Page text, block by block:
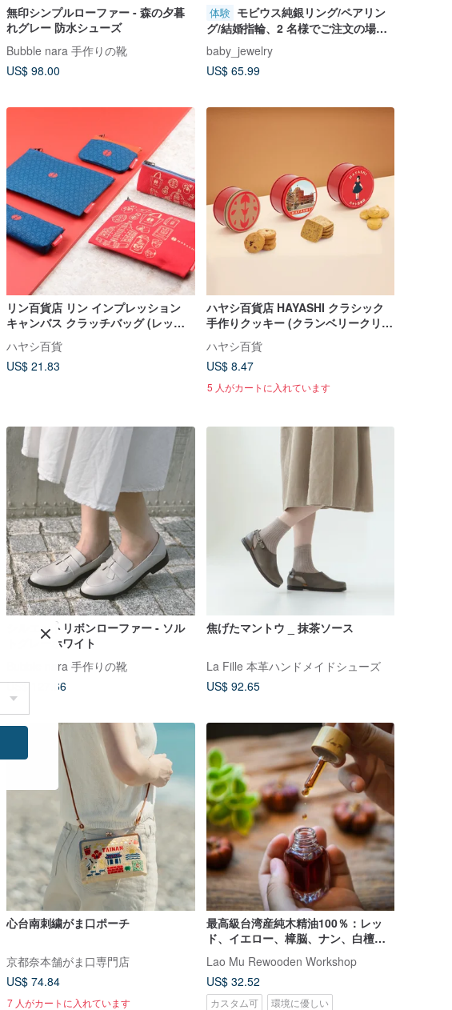
無印シンプルローファー - 森の夕暮
れグレー 防水シューズ
Bubble nara 手作りの靴
US$ 98.00
体験 モビウス純銀リング/ペアリン
グ/結婚指輪、2 名様でご注文の場合
15%OFF。手作りの詩 台南彫金リン
グ DIY。
baby_jewelry
US$ 65.99
リン百貨店 リン インプレッション
キャンバス クラッチバッグ (レッド/
ブルー)
ハヤシ百貨
US$ 21.83
ハヤシ百貨店 HAYASHI クラシック
手作りクッキー (クランベリークリス
プ/アールグレイティークッキー/レモ
ンオレンジボール)
ハヤシ百貨
US$ 8.47
5 人がカートに入れています
シルエットリボンローファー - ソル
トグレーホワイト
Bubble nara 手作りの靴
US$ 127.66
焦げたマントウ _ 抹茶ソース
La Fille 本革ハンドメイドシューズ
US$ 92.65
心台南刺繍がま口ポーチ
京都奈本舗がま口専門店
US$ 74.84
7 人がカートに入れています
最高級台湾産純木精油100％：レッ
ド、イエロー、樟脳、ナン、白檀、
沈香
Lao Mu Rewooden Workshop
US$ 32.52
カスタム可 環境に優しい